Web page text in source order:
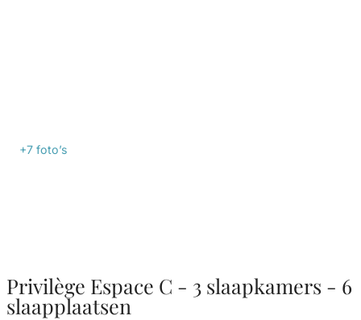
+7 foto’s
Privilège Espace C - 3 slaapkamers - 6
slaapplaatsen